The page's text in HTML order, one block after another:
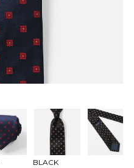
BLACK